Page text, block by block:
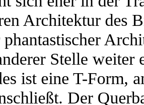
Architektur des
phantastischer
Stelle weiter
ist eine T-Form,
Der